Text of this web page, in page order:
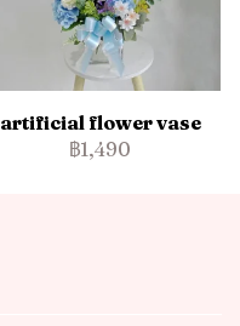
artificial flower vase
฿1,490